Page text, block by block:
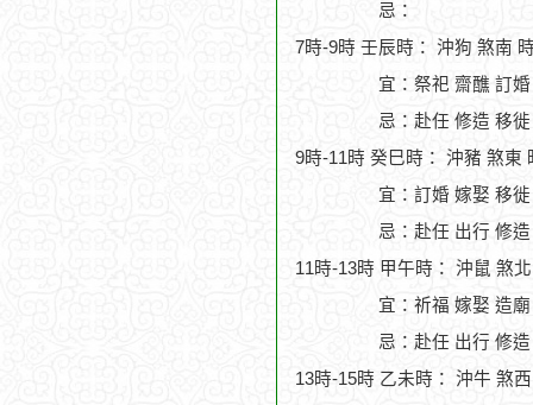
忌：
7時-9時 壬辰時： 沖狗 煞南
宜：祭祀 齋醮 訂
忌：赴任 修造 移
9時-11時 癸巳時： 沖豬 煞東
宜：訂婚 嫁娶 移
忌：赴任 出行 修
11時-13時 甲午時： 沖鼠 煞
宜：祈福 嫁娶 造
忌：赴任 出行 修
13時-15時 乙未時： 沖牛 煞